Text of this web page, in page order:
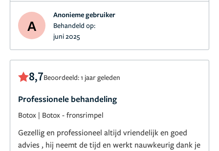
A
Anonieme gebruiker
Behandeld op:
juni 2025
8,7Beoordeeld: 1 jaar geleden
Professionele behandeling
Botox | Botox - fronsrimpel
Gezellig en professioneel altijd vriendelijk en goed
advies , hij neemt de tijd en werkt nauwkeurig dank je